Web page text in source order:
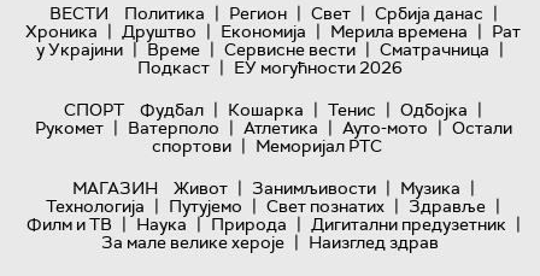
ВЕСТИ Политика | Регион | Свет | Србија данас |
Хроника | Друштво | Економија | Мерила времена | Рат
у Украјини | Време | Сервисне вести | Сматрачница |
Подкаст | ЕУ могућности 2026
СПОРТ
Фудбал | Кошарка | Тенис | Одбојка |
Рукомет | Ватерполо | Атлетика | Ауто-мото | Остали
спортови | Меморијал РТС
МАГАЗИН
Живот | Занимљивости | Музика |
Технологијa | Путујемо | Свет познатих | Здравље |
Филм и ТВ | Наука | Природа | Дигитални предузетник |
За мале велике хероје | Наизглед здрав